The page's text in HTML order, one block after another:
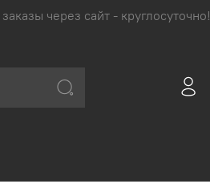
через сайт - круглосуточно!